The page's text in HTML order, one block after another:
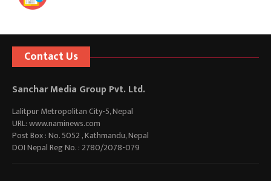
Contact Us
Sanchar Media Group Pvt. Ltd.
Lalitpur Metropolitan City-5, Nepal
URL: www.naminews.com
Post Box : No. 5052 , Kathmandu, Nepal
DOI Nepal Reg No. : 2780/2078-079